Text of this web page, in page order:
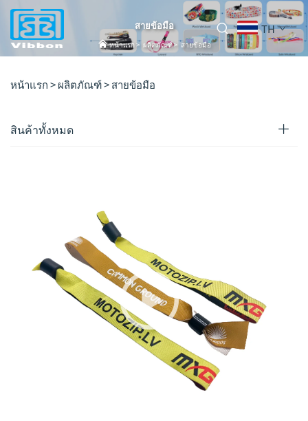
TH
สายข้อมือ
หน้าแรก > ผลิตภัณฑ์>สายข้อมือ
หน้าแรก >ผลิตภัณฑ์>สายข้อมือ
สินค้าทั้งหมด